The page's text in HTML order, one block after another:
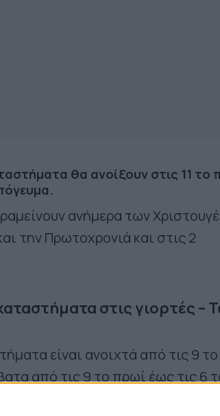
θα ανοίξουν στις 11 το
ανήμερα των
την Πρωτοχρονιά και στις 2
στις γιορτές –
είναι ανοιχτά από τις 9
από τις 9 το πρωί έως τις 6
Τετάρτη 25 και την Πέμπτη 26